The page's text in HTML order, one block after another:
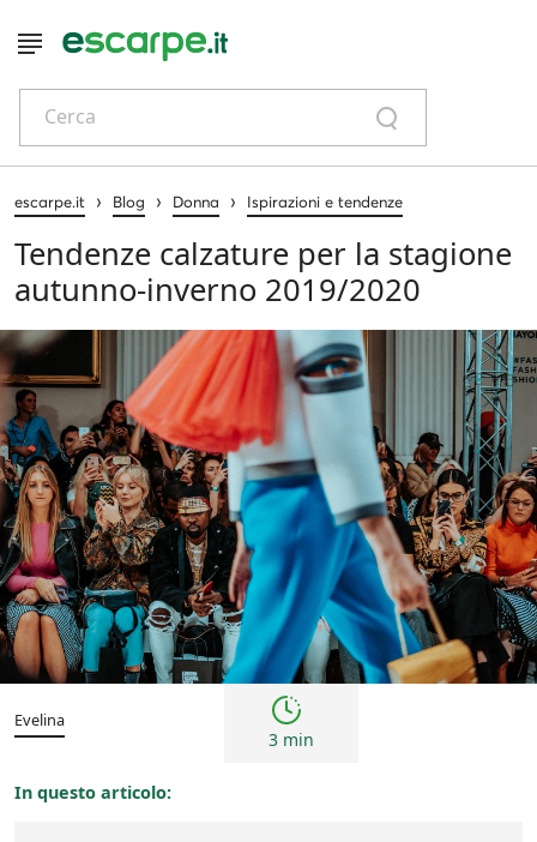
Cerca
escarpe.it › Blog › Donna › Ispirazioni e tendenze
Tendenze calzature per la stagione
autunno-inverno 2019/2020
Donna Ispirazioni e tendenze
Evelina
3 min
In questo articolo: